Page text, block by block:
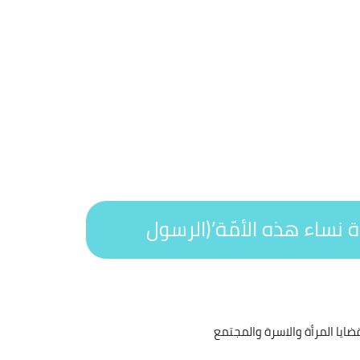
نساء هذه الأمّة’(الرسول
المرأة والاسرة والمجتمع